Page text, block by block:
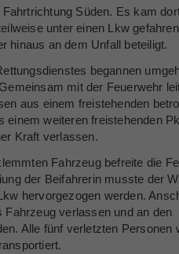
Süden. Es kam
unter einen Lkw
hinaus an dem Unfall beteiligt.
begannen
mit der Feuerwehr
aus einem freistehenden
einem weiteren freistehenden
Kraft verlassen.
Fahrzeug befreite die
der Beifahrerin musste der
hervorgezogen werden.
Fahrzeug verlassen und an den
Alle fünf verletzten Personen